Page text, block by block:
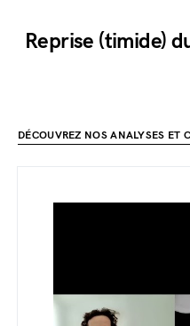
Reprise (timide)
DÉCOUVREZ NOS ANALYSES ET